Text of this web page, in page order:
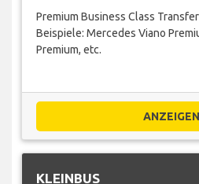
Premium Business Class
Beispiele: Mercedes Viano
Premium, etc.
KLEINBUS